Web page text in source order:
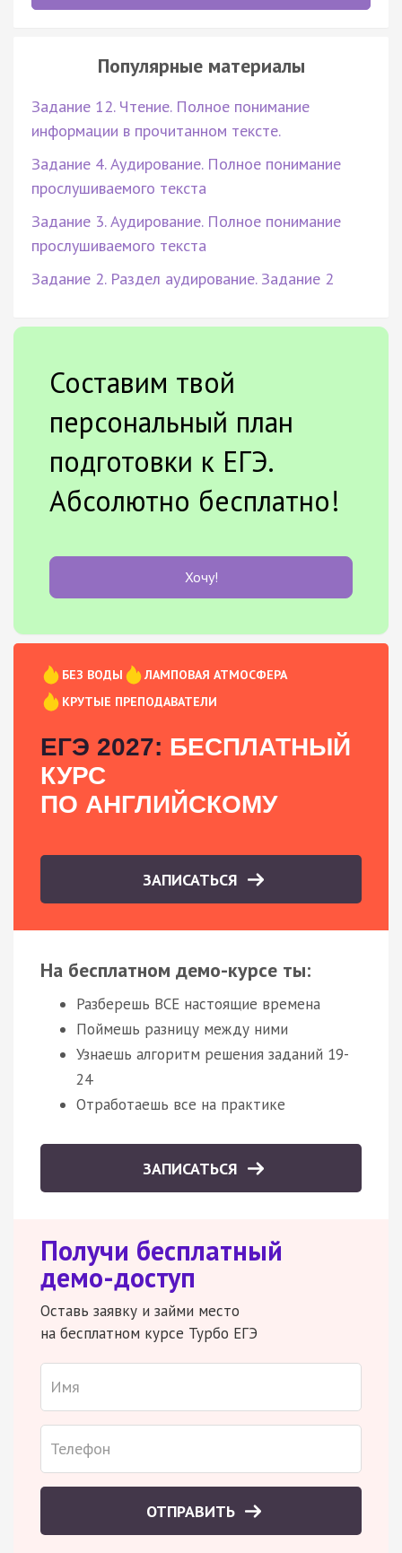
Популярные материалы
Задание 12. Чтение. Полное понимание
информации в прочитанном тексте.
Задание 4. Аудирование. Полное понимание
прослушиваемого текста
Задание 3. Аудирование. Полное понимание
прослушиваемого текста
Задание 2. Раздел аудирование. Задание 2
Составим твой
персональный план
подготовки к ЕГЭ.
Абсолютно бесплатно!
Хочу!
БЕЗ ВОДЫ
ЛАМПОВАЯ АТМОСФЕРА
КРУТЫЕ ПРЕПОДАВАТЕЛИ
ЕГЭ 2027: БЕСПЛАТНЫЙ
КУРС
ПО АНГЛИЙСКОМУ
ЗАПИСАТЬСЯ
На бесплатном демо-курсе ты:
Разберешь ВСЕ настоящие времена
Поймешь разницу между ними
Узнаешь алгоритм решения заданий 19-
24
Отработаешь все на практике
ЗАПИСАТЬСЯ
Получи бесплатный
демо-доступ
Оставь заявку и займи место
на бесплатном курсе Турбо ЕГЭ
ОТПРАВИТЬ